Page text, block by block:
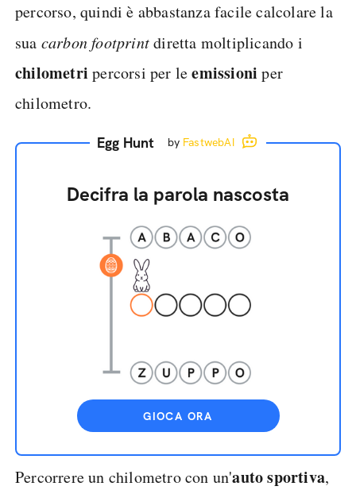
percorso, quindi è abbastanza facile calcolare la
sua carbon footprintdiretta moltiplicando i
chilometri percorsi per leemissioni per
chilometro.
Egg Hunt by FastwebAI
Decifra la parola nascosta
GIOCA ORA
Percorrere un chilometro con un'auto sportiva,